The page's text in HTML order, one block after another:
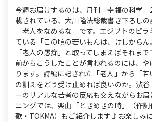
今週お届けするのは、月刊「幸福の科学
載されている、大川隆法総裁書き下ろし
「老人をなめるな」です。エジプトのピ
ている「この頃の若いもんは、けしからん
「老人の愚痴」と取ってしまえばそれま
前からこうしたことが言われるのには、
ります。詩編に記された「老人」から「若
の訓えをどう受け止めれば良いのか。渋
ーのリアルな若者の反応も交えながらお
ニングでは、楽曲「ときめきの時」（作
歌・TOKMA）もご紹介します♪お楽しみ